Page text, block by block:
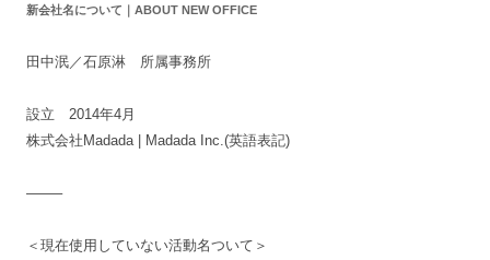
新会社名について｜ABOUT NEW OFFICE
田中泯／石原淋 所属事務所
設立 2014年4月
株式会社Madada | Madada Inc.(英語表記)
——–
＜現在使用していない活動名ついて＞